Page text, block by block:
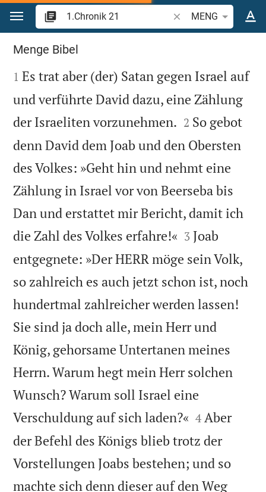
Zum Inhalt springen
Bibelstelle oder
MENG
1.Chronik 21
Menge Bibel

1 Es trat aber (der) Satan gegen Israel auf
und verführte David dazu, eine Zählung
der Israeliten vorzunehmen. 

2 So gebot
denn David dem Joab und den Obersten
des Volkes: »Geht hin und nehmt eine
Zählung in Israel vor von Beerseba bis
Dan und erstattet mir Bericht, damit ich
die Zahl des Volkes erfahre!« 

3 Joab
entgegnete: »Der HERR möge sein Volk,
so zahlreich es auch jetzt schon ist, noch
hundertmal zahlreicher werden lassen!
Sie sind ja doch alle, mein Herr und
König, gehorsame Untertanen meines
Herrn. Warum hegt mein Herr solchen
Wunsch? Warum soll Israel eine
Verschuldung auf sich laden?« 

4 Aber
der Befehl des Königs blieb trotz der
Vorstellungen Joabs bestehen; und so
machte sich denn dieser auf den Weg